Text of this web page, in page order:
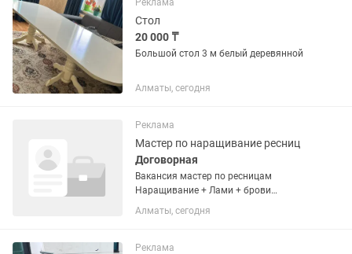
Реклама
Стол
20 000 ₸
Большой стол 3 м белый деревянной
Алматы, сегодня
Реклама
Мастер по наращивание ресниц
Договорная
Вакансия мастер по ресницам
Наращивание + Лами + брови
Материалы наши ✨ Вакансия: Мастер
по наращиванию ресниц ✨ В уютную
наращиванию ресниц 💫 📍 Условия: —
Алматы, сегодня
Реклама